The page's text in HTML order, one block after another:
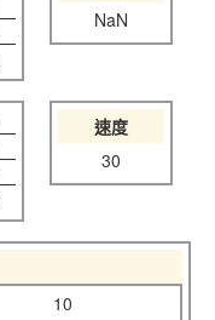
NaN
速度
30
10